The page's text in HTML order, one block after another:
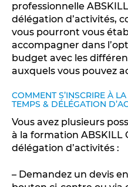
professionnelle
délégation d’activités,
vous pourront vous
accompagner dans
budget avec les
auxquels vous pouvez
COMMENT S’INSCRIRE À
TEMPS & DÉLÉGATION
Vous avez plusieurs
à la formation ABSKILL
délégation d’activités :
– Demandez un devis